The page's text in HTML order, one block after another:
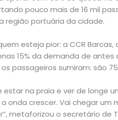
pouco mais de 16 mil
região portuária da cidade.
esteja pior: a CCR
15% da demanda de antes
passageiros sumiram: são
estar na praia e ver de longe
onda crescer. Vai chegar um
metaforizou o secretário de